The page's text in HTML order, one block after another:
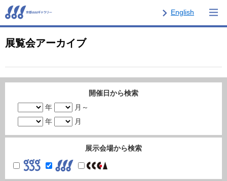
English
展覧会アーカイブ
開催日から検索
年
月～
年
月
展示会場から検索